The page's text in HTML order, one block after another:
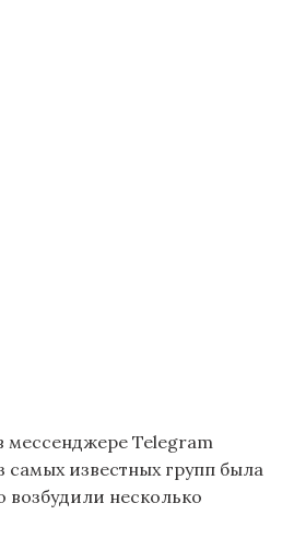
мессенджере Telegram
известных групп была
несколько